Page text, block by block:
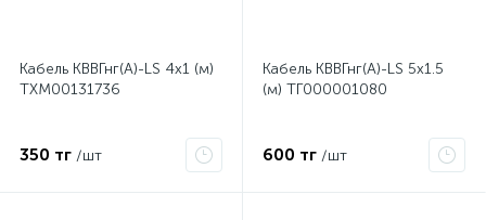
Кабель КВВГнг(А)-LS 4х1 (м)
ТХМ00131736
350 тг /шт
Кабель КВВГнг(А)-LS 5х1.5
(м) ТГ000001080
600 тг /шт